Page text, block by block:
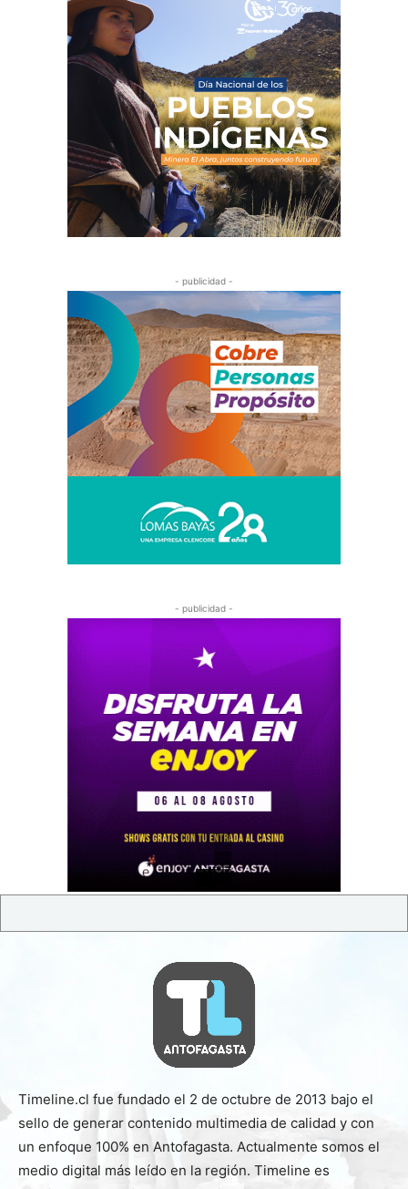
- publicidad -
- publicidad -
Timeline.cl fue fundado el 2 de octubre de 2013 bajo el
sello de generar contenido multimedia de calidad y con
un enfoque 100% en Antofagasta. Actualmente somos el
medio digital más leído en la región. Timeline es